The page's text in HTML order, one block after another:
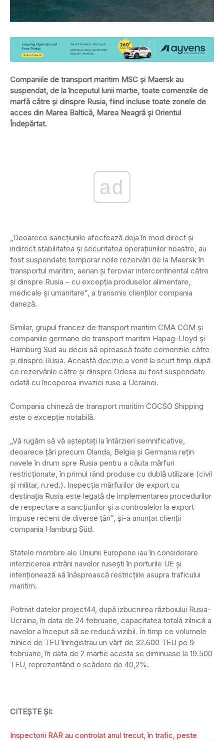
Companiile de transport maritim MSC și Maersk au
suspendat, de la începutul lunii martie, toate comenzile de
marfă către și dinspre Rusia, fiind incluse toate zonele de
acces din Marea Baltică, Marea Neagră și Orientul
Îndepărtat.
ad
„Deoarece sancțiunile afectează deja în mod direct și
indirect stabilitatea și securitatea operațiunilor noastre, au
fost suspendate temporar noile rezervări de la Maersk în
transportul maritim, aerian și feroviar intercontinental către
și dinspre Rusia – cu excepția produselor alimentare,
medicale și umanitare”, a transmis clienților compania
daneză.
Similar, grupul francez de transport maritim CMA CGM și
companiile germane de transport maritim Hapag-Lloyd și
Hamburg Süd au decis să oprească toate comenzile către
și dinspre Rusia. Această decizie a venit la scurt timp după
ce rezervările către și dinspre Odesa au fost suspendate
odată cu începerea invaziei ruse a Ucrainei.
Compania chineză de transport maritim COCSO Shipping
este o excepție notabilă.
„Vă rugăm să vă așteptați la întârzieri semnificative,
deoarece țări precum Olanda, Belgia și Germania rețin
navele în drum spre Rusia pentru a căuta mărfuri
restricționate, în primul rând produse cu dublă utilizare (civil
și militar, n.red.). Inspecția mărfurilor de export cu
destinația Rusia este legată de implementarea procedurilor
de respectare a sancțiunilor și a controalelor la export
impuse recent de diverse țări”, și-a anunțat clienții
compania Hamburg Süd.
Statele membre ale Uniunii Europene iau în considerare
interzicerea intrării navelor rusești în porturile UE și
intenționează să înăsprească restricțiile asupra traficului
maritim.
Potrivit datelor project44, după izbucnirea războiului Rusia-
Ucraina, în data de 24 februarie, capacitatea totală zilnică a
navelor a început să se reducă vizibil. În timp ce volumele
zilnice de TEU înregistrau un vârf de 32.600 TEU pe 9
februarie, în data de 2 martie acesta se diminuase la 19.500
TEU, reprezentând o scădere de 40,2%.
CITEȘTE ȘI:
Inspectorii RAR au controlat anul trecut, în trafic, peste